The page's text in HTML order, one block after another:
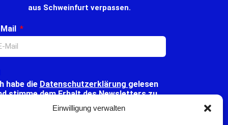
Einwilligung verwalten
aus Schweinfurt verpassen.
habe die Datenschutzerklärung gelesen
stimme dem Erhalt des Newsletters zu.